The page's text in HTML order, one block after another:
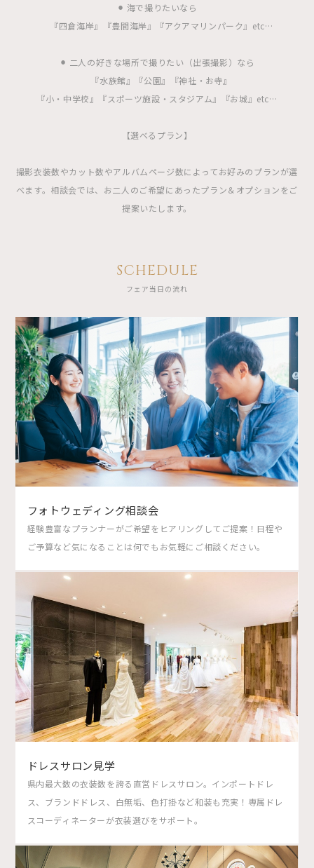
⚫︎ 海で撮りたいなら
『四倉海岸』『豊間海岸』『アクアマリンパーク』etc…
⚫︎ 二人の好きな場所で撮りたい（出張撮影）なら
『水族館』『公園』『神社・お寺』
『小・中学校』『スポーツ施設・スタジアム』『お城』etc…
【選べるプラン】
撮影衣装数やカット数やアルバムページ数によってお好みのプランが選
べます。相談会では、お二人のご希望にあったプラン＆オプションをご
提案いたします。
SCHEDULE
フェア当日の流れ
フォトウェディング相談会
経験豊富なプランナーがご希望をヒアリングしてご提案！日程や
ご予算など気になることは何でもお気軽にご相談ください。
ドレスサロン見学
県内最大数の衣装数を誇る直営ドレスサロン。インポートドレ
ス、ブランドドレス、白無垢、色打掛など和装も充実！専属ドレ
スコーディネーターが衣装選びをサポート。